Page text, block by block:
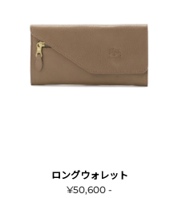
ロングウォレット
¥50,600 -